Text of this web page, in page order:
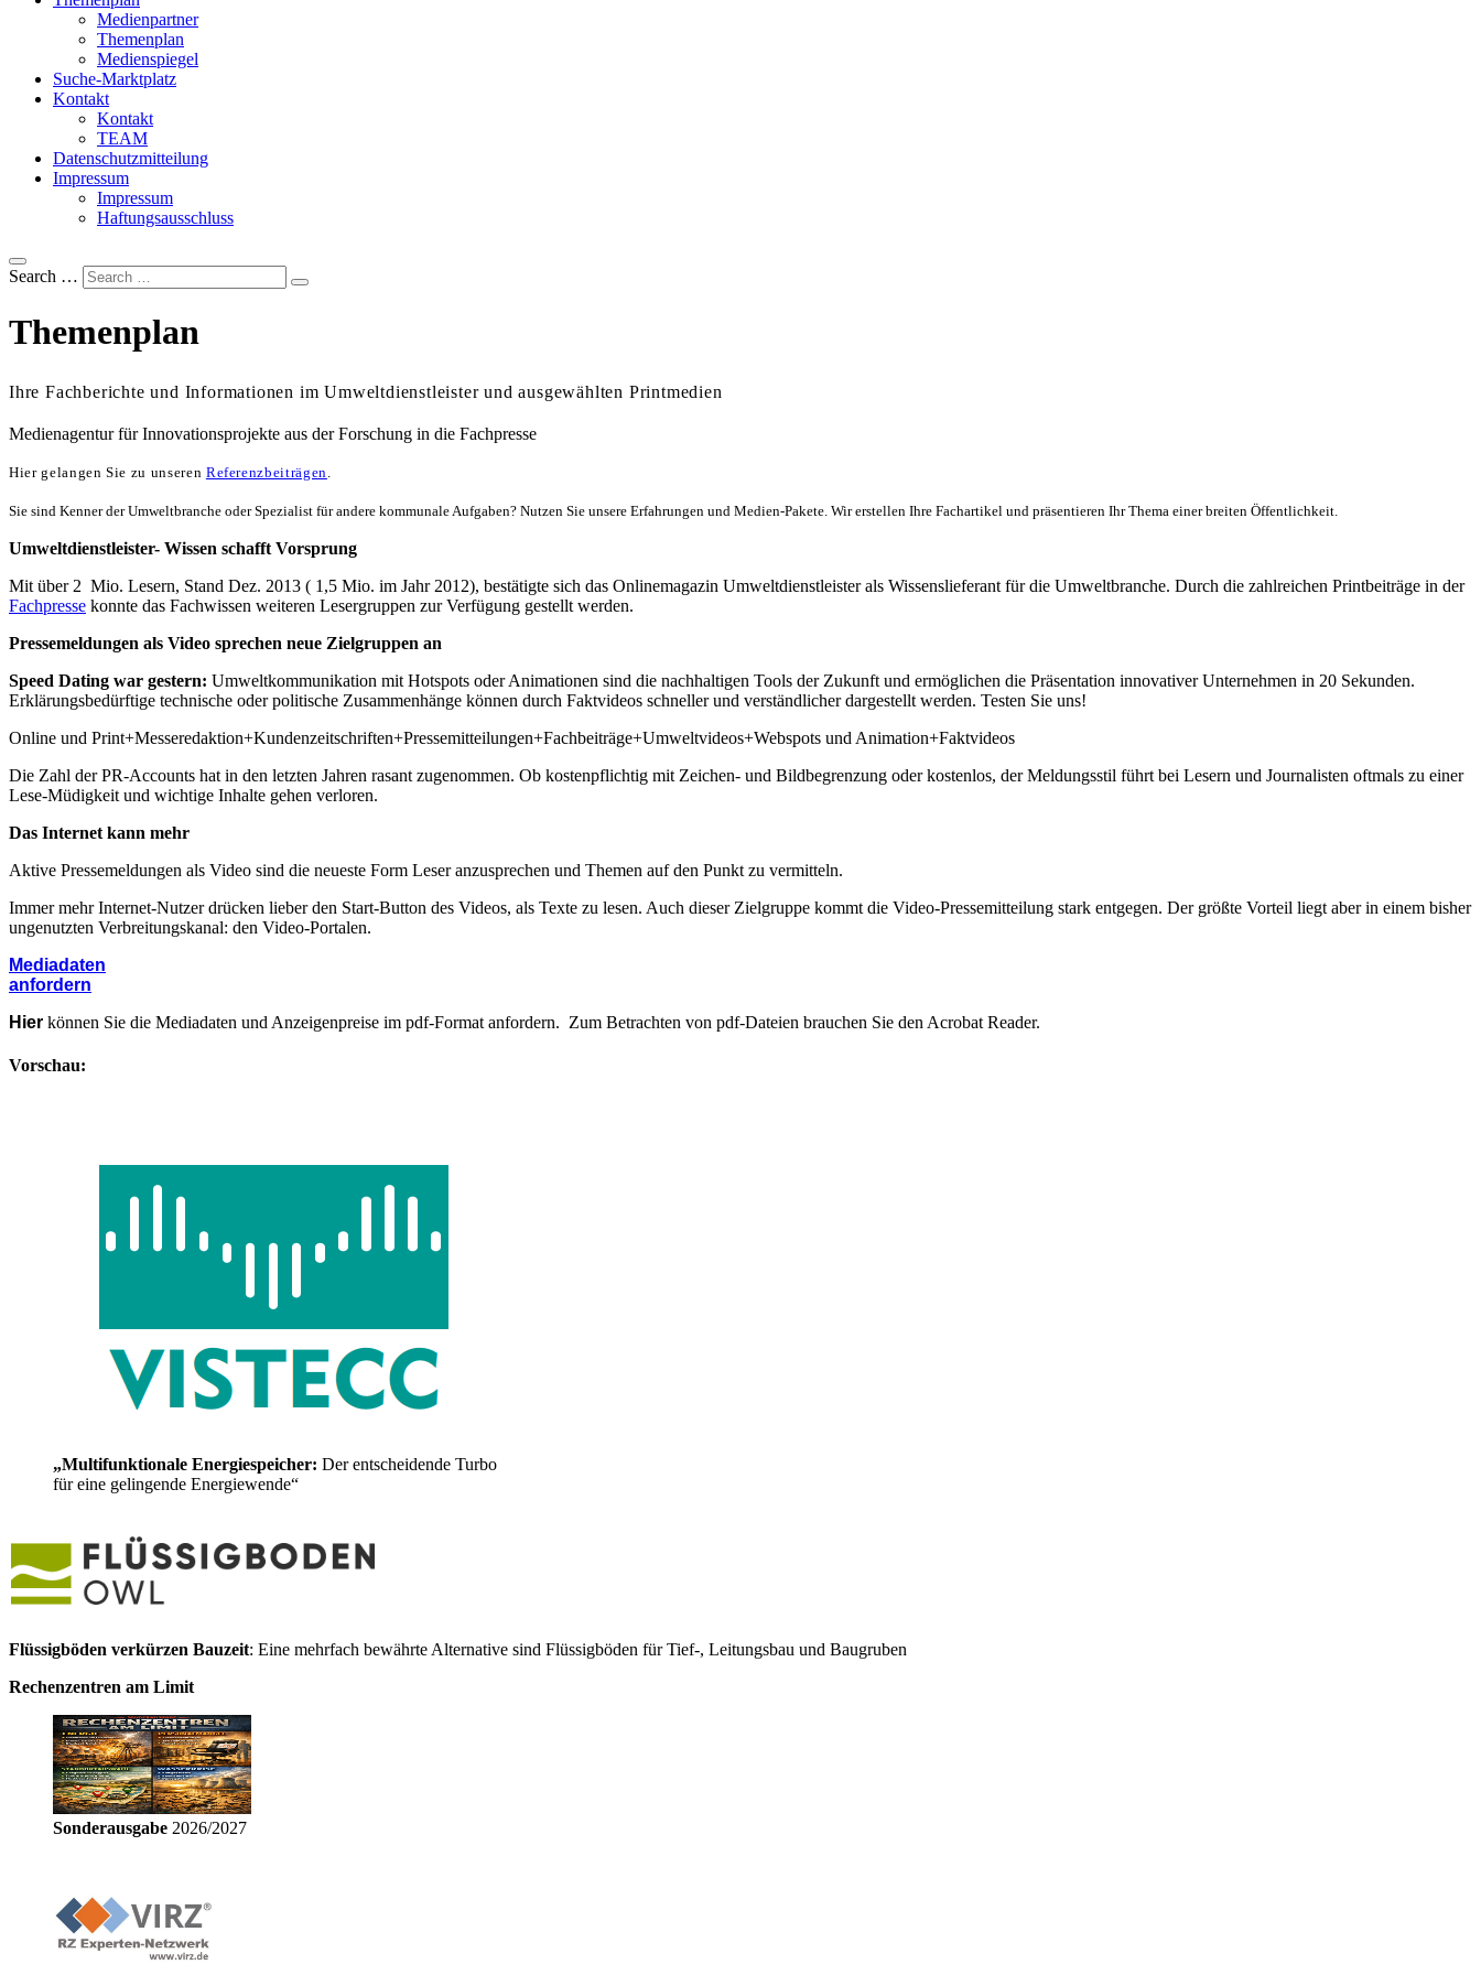
Medienpartner
Themenplan
Medienspiegel
Suche-Marktplatz
Kontakt
Kontakt
TEAM
Datenschutzmitteilung
Impressum
Impressum
Haftungsausschluss
Search …
Themenplan
Ihre Fachberichte und Informationen im Umweltdienstleister und ausgewählten Printmedien
Medienagentur für Innovationsprojekte aus der Forschung in die Fachpresse
Hier gelangen Sie zu unseren Referenzbeiträgen
Sie sind Kenner der Umweltbranche oder Spezialist für andere kommunale Aufgaben? Nutzen Sie unsere Erfahrungen und Medien-Pakete. Wir erstellen Ihre Fachartikel und präsentieren Ihr Thema einer breiten Öffentlichkeit.
Umweltdienstleister- Wissen schafft Vorsprung
Mit über 2 Mio. Lesern, Stand Dez. 2013 ( 1,5 Mio. im Jahr 2012), bestätigte sich das Onlinemagazin Umweltdienstleister als Wissenslieferant für die Umweltbranche. Durch die zahlreichen Printbeiträge in der
Fachpresse konnte das Fachwissen weiteren Lesergruppen zur Verfügung gestellt werden.
Pressemeldungen als Video sprechen neue Zielgruppen an
Speed Dating war gestern: Umweltkommunikation mit Hotspots oder Animationen sind die nachhaltigen Tools der Zukunft und ermöglichen die Präsentation innovativer Unternehmen in 20 Sekunden.
Erklärungsbedürftige technische oder politische Zusammenhänge können durch Faktvideos schneller und verständlicher dargestellt werden. Testen Sie uns!
Online und Print+Messeredaktion+Kundenzeitschriften+Pressemitteilungen+Fachbeiträge+Umweltvideos+Webspots und Animation+Faktvideos
Die Zahl der PR-Accounts hat in den letzten Jahren rasant zugenommen. Ob kostenpflichtig mit Zeichen- und Bildbegrenzung oder kostenlos, der Meldungsstil führt bei Lesern und Journalisten oftmals zu einer
Lese-Müdigkeit und wichtige Inhalte gehen verloren.
Das Internet kann mehr
Aktive Pressemeldungen als Video sind die neueste Form Leser anzusprechen und Themen auf den Punkt zu vermitteln.
Immer mehr Internet-Nutzer drücken lieber den Start-Button des Videos, als Texte zu lesen. Auch dieser Zielgruppe kommt die Video-Pressemitteilung stark entgegen. Der größte Vorteil liegt aber in einem bisher
ungenutzten Verbreitungskanal: den Video-Portalen.
Mediadaten
anfordern
Hier können Sie die Mediadaten und Anzeigenpreise im pdf-Format anfordern. Zum Betrachten von pdf-Dateien brauchen Sie den Acrobat Reader.
Vorschau:
„Multifunktionale Energiespeicher: Der entscheidende Turbo
für eine gelingende Energiewende“
Flüssigböden verkürzen Bauzeit: Eine mehrfach bewährte Alternative sind Flüssigböden für Tief-, Leitungsbau und Baugruben
Rechenzentren am Limit
Sonderausgabe 2026/2027